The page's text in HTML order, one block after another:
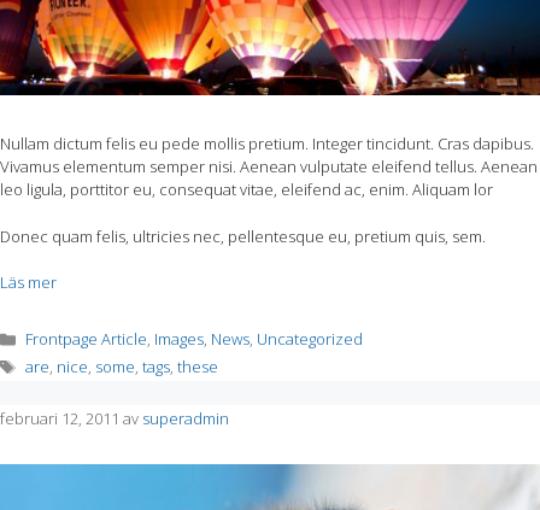
Nullam dictum felis eu pede mollis pretium. Integer tincidunt. Cras dapibus.
Vivamus elementum semper nisi. Aenean vulputate eleifend tellus. Aenean
leo ligula, porttitor eu, consequat vitae, eleifend ac, enim. Aliquam lor
Donec quam felis, ultricies nec, pellentesque eu, pretium quis, sem.
Läs mer
Kategorier
Frontpage Article, Images, News, Uncategorized
Etiketter
are, nice, some, tags, these
februari 12, 2011 av superadmin